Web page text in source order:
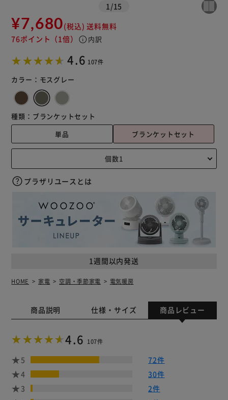
1 /15
¥7,680(税込) 送料無料
76ポイント （1倍） info 内訳
4.6 107件
カラー： モスグレー
種類： ブランケットセット
単品
ブランケットセット
1週間以内発送
プラザリユースとは
HOME 家電 空調・季節家電 電気暖房
商品説明 仕様・サイズ 商品レビュー
4.6 107件
5
72件
4
30件
3
2件